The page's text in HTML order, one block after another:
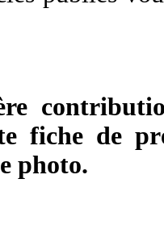
fiche de
photo.